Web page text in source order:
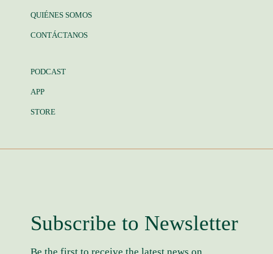
QUIÉNES SOMOS
CONTÁCTANOS
PODCAST
APP
STORE
Subscribe to Newsletter